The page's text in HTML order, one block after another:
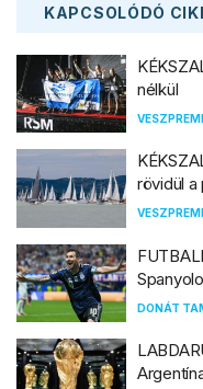
KAPCSOLÓDÓ
nélkül
rövidül a
DONÁT